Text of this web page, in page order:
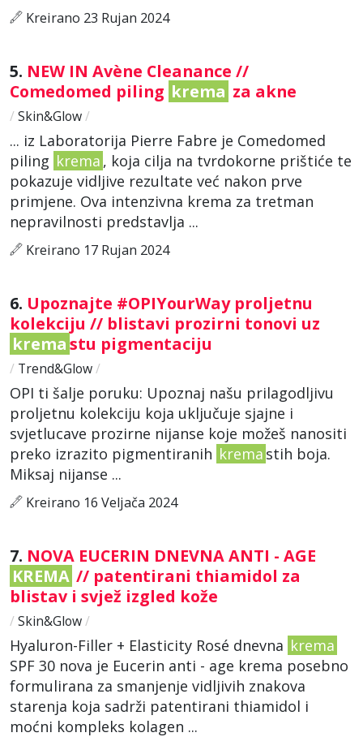
Kreirano 23 Rujan 2024
5. NEW IN Avène Cleanance //
Comedomed piling krema za akne
/ Skin&Glow/
... iz Laboratorija Pierre Fabre je Comedomed
piling krema , koja cilja na tvrdokorne prištiće te
pokazuje vidljive rezultate već nakon prve
primjene. Ova intenzivna krema za tretman
nepravilnosti predstavlja ...
Kreirano 17 Rujan 2024
6. Upoznajte #OPIYourWay proljetnu
kolekciju // blistavi prozirni tonovi uz
kremastu pigmentaciju
/ Trend&Glow/
OPI ti šalje poruku: Upoznaj našu prilagodljivu
proljetnu kolekciju koja uključuje sjajne i
svjetlucave prozirne nijanse koje možeš nanositi
preko izrazito pigmentiranih krema stih boja.
Miksaj nijanse ...
Kreirano 16 Veljača 2024
7. NOVA EUCERIN DNEVNA ANTI - AGE
KREMA // patentirani thiamidol za
blistav i svjež izgled kože
/ Skin&Glow/
Hyaluron-Filler + Elasticity Rosé dnevna krema
SPF 30 nova je Eucerin anti - age krema posebno
formulirana za smanjenje vidljivih znakova
starenja koja sadrži patentirani thiamidol i
moćni kompleks kolagen ...